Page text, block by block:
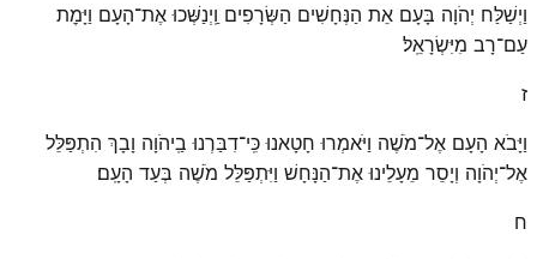
וַיְשַׁלַּח יְהֹוָה בָּעָם אֵת הַנְּחָשִׁים הַשְּׂרָפִים וַֽיְנַשְּׁכוּ אֶת־הָעָם וַיָּמׇת
עַם־רָב מִיִּשְׂרָאֵֽל׃
ז
וַיָּבֹא הָעָם אֶל־מֹשֶׁה וַיֹּאמְרוּ חָטָאנוּ כִּֽי־דִבַּרְנוּ בַֽיהֹוָה וָבָךְ הִתְפַּלֵּל
אֶל־יְהֹוָה וְיָסֵר מֵעָלֵינוּ אֶת־הַנָּחָשׁ וַיִּתְפַּלֵּל מֹשֶׁה בְּעַד הָעָֽם׃
ח